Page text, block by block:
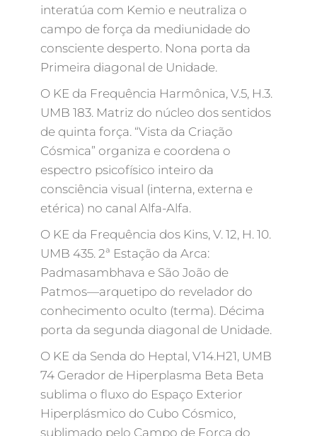
interatúa com Kemio e neutraliza o
campo de força da mediunidade do
consciente desperto. Nona porta da
Primeira diagonal de Unidade.
O KE da Frequência Harmônica, V.5, H.3.
UMB 183. Matriz do núcleo dos sentidos
de quinta força. “Vista da Criação
Cósmica” organiza e coordena o
espectro psicofísico inteiro da
consciência visual (interna, externa e
etérica) no canal Alfa-Alfa.
O KE da Frequência dos Kins, V. 12, H. 10.
UMB 435. 2ª Estação da Arca:
Padmasambhava e São João de
Patmos—arquetipo do revelador do
conhecimento oculto (terma). Décima
porta da segunda diagonal de Unidade.
O KE da Senda do Heptal, V14.H21, UMB
74 Gerador de Hiperplasma Beta Beta
sublima o fluxo do Espaço Exterior
Hiperplásmico do Cubo Cósmico,
sublimado pelo Campo de Força do